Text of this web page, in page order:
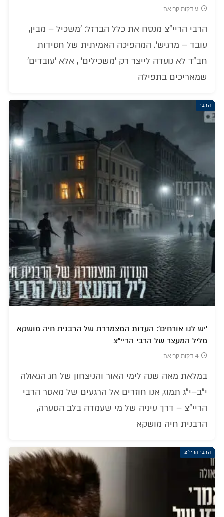
9 דקות קריאה
הרבי הריי"צ מנסח את כלל הברזל: 'משכיל – מבין,
עובד – מרגיש'. המהפיכה האמיתית של חסידות
חב"ד לא נועדה לייצר רק 'משכילים' , אלא 'עובדים'
שמאריכים בתפילה
הרבי
'יש לנו אורחים': העדות המצמררת של הרבנית חיה מושקא
מליל המעצר של הרבי הריי"צ
4 דקות קריאה
במלאת מאה שנה לימי האור והניצחון של חג הגאולה
י"ב–י"ג תמוז, אנו חוזרים אל הרגעים של מאסר הרבי
הריי"צ – דרך עיניה של מי שעמדה בלב הסערה,
הרבנית חיה מושקא
הרבי הריי"צ